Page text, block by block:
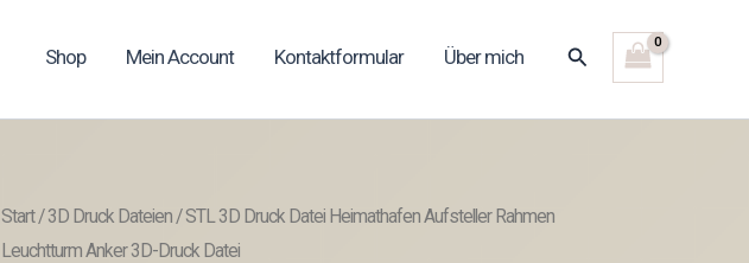
Shop Mein Account Kontaktformular Über mich Suchen
Start/3D Druck Dateien/ STL 3D Druck Datei Heimathafen Aufsteller Rahmen
Leuchtturm Anker 3D-Druck Datei